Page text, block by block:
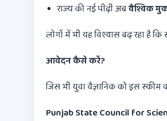
राज्य की नई पीढ़ी अबवैश्विक
लोगों में भी यह विश्वास बढ़ रहा है कि
आवेदन कैसे करें?
जिस भी युवा वैज्ञानिक को इस
Punjab State Council for